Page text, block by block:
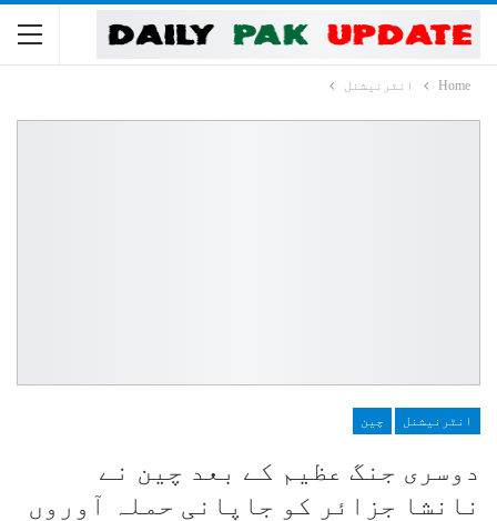
Home انٹرنیشنل
انٹرنیشنل چین
دوسری جنگ عظیم کے بعد چین نے
نانشا جزائر کو جاپانی حملہ آوروں